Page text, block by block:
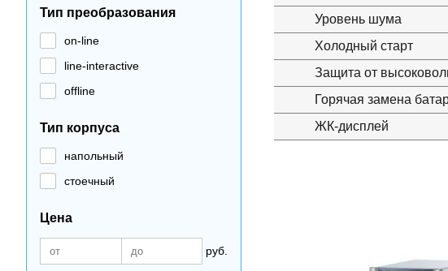
Тип преобразования
on-line
line-interactive
offline
Тип корпуса
напольный
стоечный
Цена
руб.
Уровень шума
Холодный старт
Защита от
Горячая замена
ЖК-дисплей